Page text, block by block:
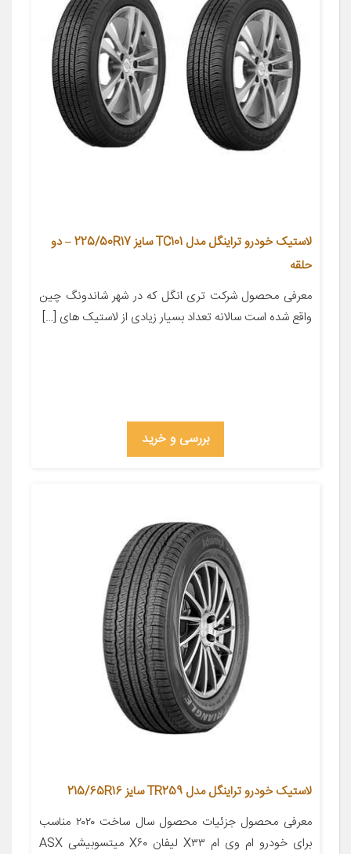
لاستیک خودرو تراینگل مدل TC101 سایز 225/50R17 – دو
حلقه
معرفی محصول شرکت تری انگل که در شهر شاندونگ چین
واقع شده است سالانه تعداد بسیار زیادی از لاستیک های […]
بررسی و خرید
لاستیک خودرو تراینگل مدل TR259 سایز 215/65R16
معرفی محصول جزئیات محصول سال ساخت ۲۰۲۰ مناسب
برای خودرو ام وی ام X۳۳ لیفان X۶۰ میتسوبیشی ASX